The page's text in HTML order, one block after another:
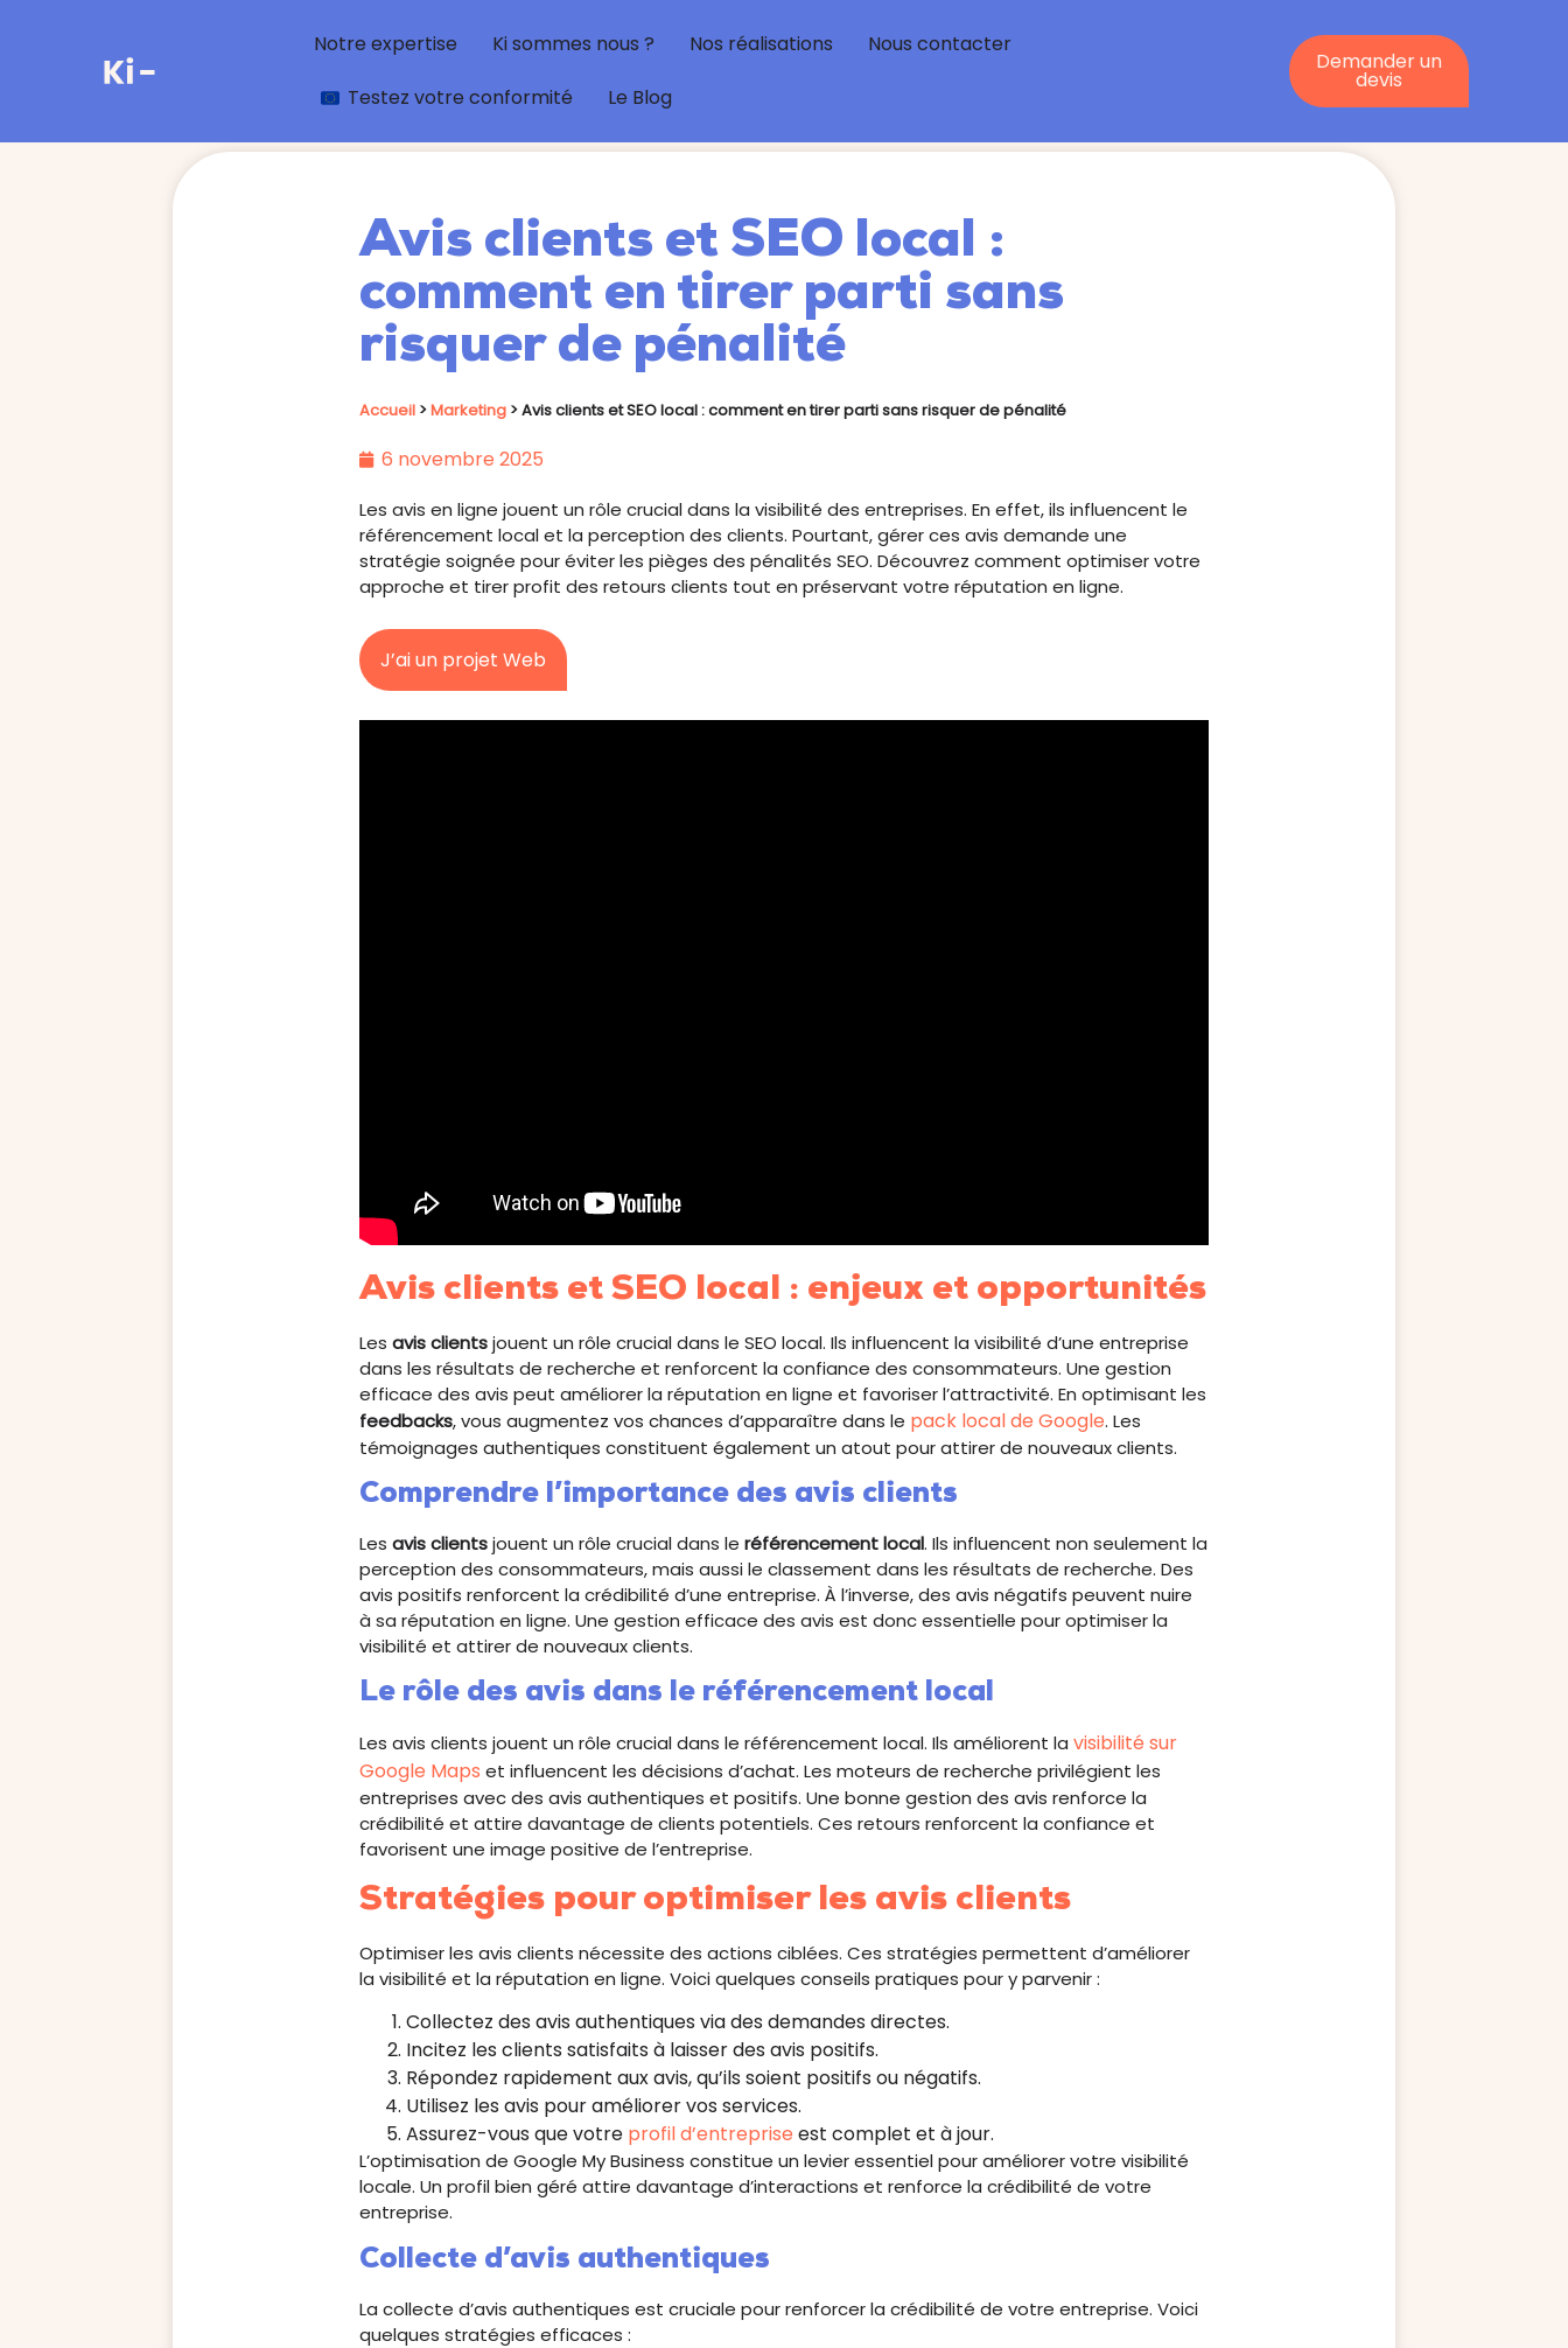
Notre expertise Ki sommes nous ? Nos réalisations
Nous contacter
Testez votre conformité
Le Blog
Demander un
devis
Avis clients et SEO local :
comment en tirer parti sans
risquer de pénalité
Accueil >Marketing >Avis clients et SEO local : comment en tirer parti sans risquer de pénalité
6 novembre 2025
Les avis en ligne jouent un rôle crucial dans la visibilité des entreprises. En effet, ils influencent le
référencement local et la perception des clients. Pourtant, gérer ces avis demande une
stratégie soignée pour éviter les pièges des pénalités SEO. Découvrez comment optimiser votre
approche et tirer profit des retours clients tout en préservant votre réputation en ligne.
J’ai un projet Web
Avis clients et SEO local : enjeux et opportunités
Lesavis clientsjouent un rôle crucial dans le SEO local. Ils influencent la visibilité d’une entreprise
dans les résultats de recherche et renforcent la confiance des consommateurs. Une gestion
efficace des avis peut améliorer la réputation en ligne et favoriser l’attractivité. En optimisant les
feedbacks, vous augmentez vos chances d’apparaître dans le pack local de Google. Les
témoignages authentiques constituent également un atout pour attirer de nouveaux clients.
Comprendre l’importance des avis clients
Lesavis clientsjouent un rôle crucial dans leréférencement local. Ils influencent non seulement la
perception des consommateurs, mais aussi le classement dans les résultats de recherche. Des
avis positifs renforcent la crédibilité d’une entreprise. À l’inverse, des avis négatifs peuvent nuire
à sa réputation en ligne. Une gestion efficace des avis est donc essentielle pour optimiser la
visibilité et attirer de nouveaux clients.
Le rôle des avis dans le référencement local
Les avis clients jouent un rôle crucial dans le référencement local. Ils améliorent lavisibilité sur
Google Maps et influencent les décisions d’achat. Les moteurs de recherche privilégient les
entreprises avec des avis authentiques et positifs. Une bonne gestion des avis renforce la
crédibilité et attire davantage de clients potentiels. Ces retours renforcent la confiance et
favorisent une image positive de l’entreprise.
Stratégies pour optimiser les avis clients
Optimiser les avis clients nécessite des actions ciblées. Ces stratégies permettent d’améliorer
la visibilité et la réputation en ligne. Voici quelques conseils pratiques pour y parvenir :
Collectez des avis authentiques via des demandes directes.
Incitez les clients satisfaits à laisser des avis positifs.
Répondez rapidement aux avis, qu’ils soient positifs ou négatifs.
Utilisez les avis pour améliorer vos services.
Assurez-vous que votre profil d’entreprise est complet et à jour.
L’optimisation de Google My Business constitue un levier essentiel pour améliorer votre visibilité
locale. Un profil bien géré attire davantage d’interactions et renforce la crédibilité de votre
entreprise.
Collecte d’avis authentiques
La collecte d’avis authentiques est cruciale pour renforcer la crédibilité de votre entreprise. Voici
quelques stratégies efficaces :